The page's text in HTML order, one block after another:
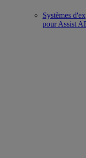
Systèmes
pour Assist